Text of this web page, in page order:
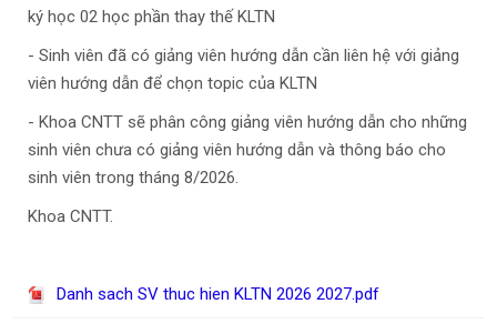
ký học 02 học phần thay thế KLTN
- Sinh viên đã có giảng viên hướng dẫn cần liên hệ với giảng
viên hướng dẫn để chọn topic của KLTN
- Khoa CNTT sẽ phân công giảng viên hướng dẫn cho những
sinh viên chưa có giảng viên hướng dẫn và thông báo cho
sinh viên trong tháng 8/2026.
Khoa CNTT.
Danh sach SV thuc hien KLTN 2026 2027.pdf